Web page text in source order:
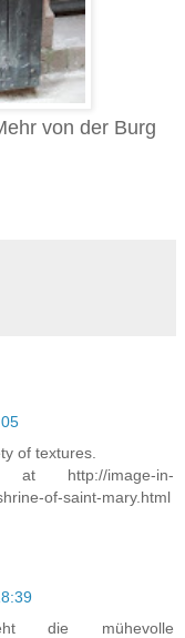
von der Burg
of textures.
http://image-in-
of-saint-mary.html
die mühevolle